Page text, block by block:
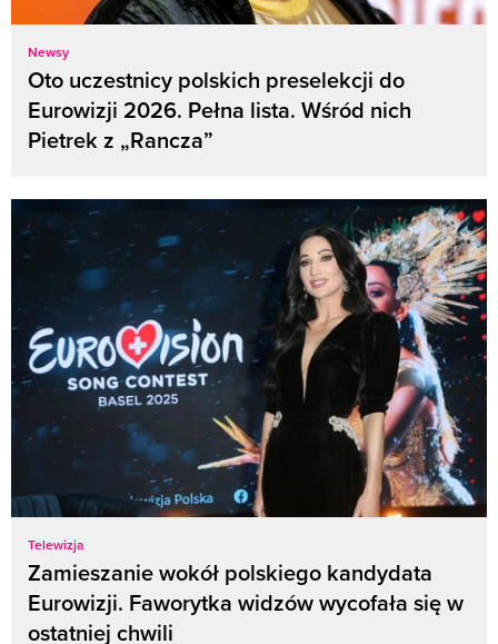
Newsy
Oto uczestnicy polskich preselekcji do
Eurowizji 2026. Pełna lista. Wśród nich
Pietrek z „Rancza”
Telewizja
Zamieszanie wokół polskiego kandydata
Eurowizji. Faworytka widzów wycofała się w
ostatniej chwili